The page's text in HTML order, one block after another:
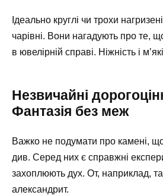
Ідеально круглі чи трохи
чарівні. Вони нагадують про те,
в ювелірній справі. Ніжність і
Незвичайні
Фантазія без меж
Важко не подумати про камені,
див. Серед них є справжні
захоплюють дух. От, наприклад,
александрит.